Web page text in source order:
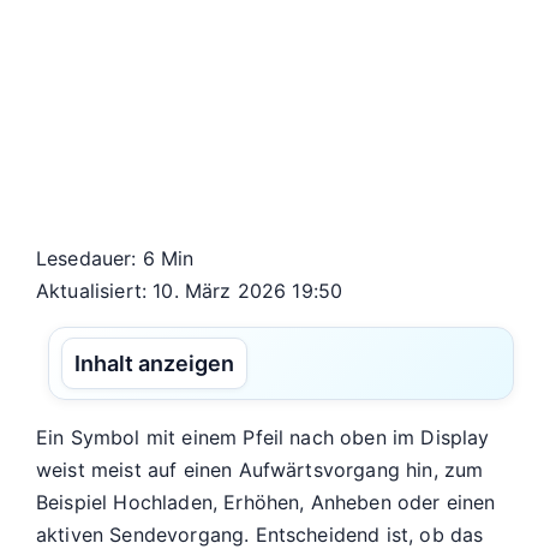
Lesedauer: 6 Min
Aktualisiert: 10. März 2026 19:50
Inhalt anzeigen
Ein Symbol mit einem Pfeil nach oben im Display
weist meist auf einen Aufwärtsvorgang hin, zum
Beispiel Hochladen, Erhöhen, Anheben oder einen
aktiven Sendevorgang. Entscheidend ist, ob das